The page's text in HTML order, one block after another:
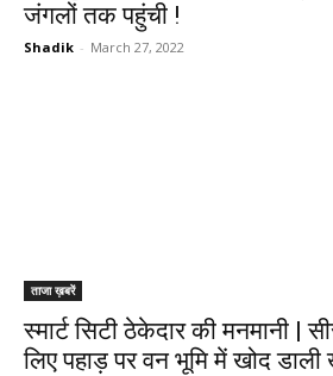
जंगलों तक पहुंची !
Shadik - March 27, 2022
ताजा ख़बरें
स्मार्ट सिटी ठेकेदार की मनमानी |
लिए पहाड़ पर वन भूमि में खोद डाली